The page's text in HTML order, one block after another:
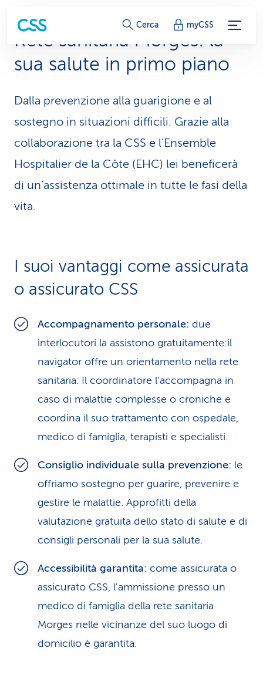
c
o
l
e
g
a
m
i
i
s
r
v
i
z
i
o
Cerca myCSS
Rete sanitaria Morges: la
sua salute in primo piano
Dalla prevenzione alla guarigione e al
sostegno in situazioni difficili. Grazie alla
collaborazione tra la CSS e l’Ensemble
Hospitalier de la Côte (EHC) lei beneficerà
di un’assistenza ottimale in tutte le fasi della
vita.
I suoi vantaggi come assicurata
o assicurato CSS
Accompagnamento personale: due
interlocutori la assistono gratuitamente:il
navigator offre un orientamento nella rete
sanitaria. Il coordinatore l'accompagna in
caso di malattie complesse o croniche e
coordina il suo trattamento con ospedale,
medico di famiglia, terapisti e specialisti.
Consiglio individuale sulla prevenzione: le
offriamo sostegno per guarire, prevenire e
gestire le malattie. Approfitti della
valutazione gratuita dello stato di salute e di
consigli personali per la sua salute.
Accessibilità garantita: come assicurata o
assicurato CSS, l'ammissione presso un
medico di famiglia della rete sanitaria
Morges nelle vicinanze del suo luogo di
domicilio è garantita.